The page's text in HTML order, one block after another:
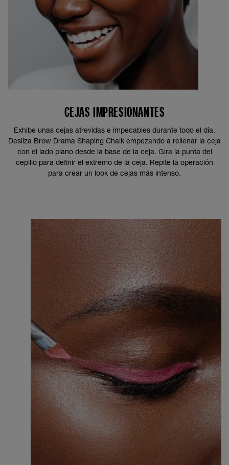
CEJAS IMPRESIONANTES
Exhibe unas cejas atrevidas e impecables durante todo el día.
Desliza Brow Drama Shaping Chalk empezando a rellenar la ceja
con el lado plano desde la base de la ceja. Gira la punta del
cepillo para definir el extremo de la ceja. Repite la operación
para crear un look de cejas más intenso.